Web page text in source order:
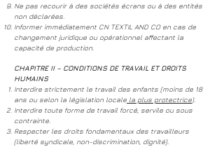
Ne pas recourir à des sociétés écrans ou à des entités
non déclarées.
Informer immédiatement CN TEXTIL AND CO en cas de
changement juridique ou opérationnel affectant la
capacité de production.
CHAPITRE II – CONDITIONS DE TRAVAIL ET DROITS
HUMAINS
Interdire strictement le travail des enfants (moins de 18
ans ou selon la législation locale la plus protectrice).
Interdire toute forme de travail forcé, servile ou sous
contrainte.
Respecter les droits fondamentaux des travailleurs
(liberté syndicale, non-discrimination, dignité).